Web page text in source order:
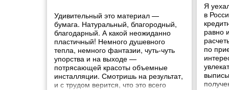
Удивительный это материал —
бумага. Натуральный, благородный,
благодарный. А какой неожиданно
пластичный! Немного душевного
тепла, немного фантазии, чуть-чуть
упорства и на выходе —
потрясающей красоты объемные
инсталляции. Смотришь на результат,
и с трудом верится, что это всего
Я
в
равно
по